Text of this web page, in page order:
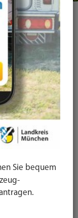
und Wohnen
Sie bequem